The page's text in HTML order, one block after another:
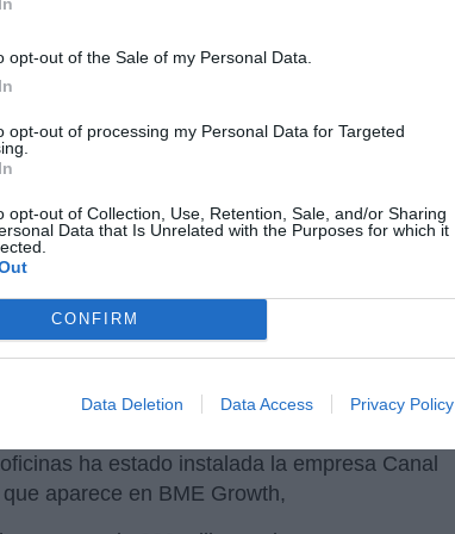
opt-out of the Sale of my Personal Data.
opt-out of processing my Personal Data for Targeted
opt-out of Collection, Use, Retention, Sale, and/or Sharing
Data that Is Unrelated with the Purposes for which it
CONFIRM
Data Deletion Data Access Privacy Policy
JSS Global Real Estate Fund,
J. Safra Sarasin.J. Safra Sasarin es una
brasileño, de origen libanés, Joseph
en 2018, Luis Alfonso
de que su anterior
por Inmobiliaria Colonial un
son las sedes centrales de los estudios
Movistar+, o de la constructora FCC.
un tercero situado en la calle
ha estado instalada la empresa Canal
aparece en BME Growth,